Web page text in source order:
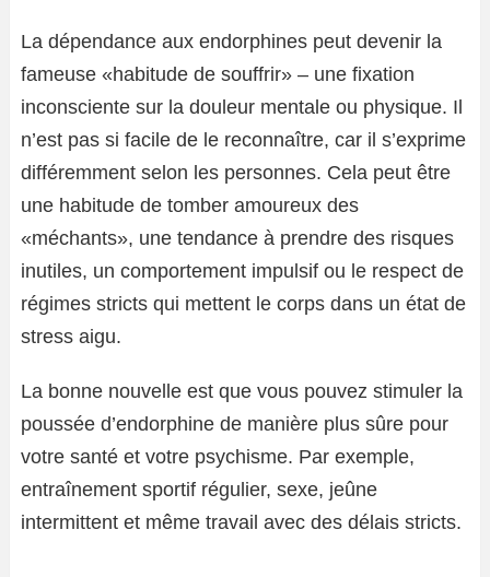
La dépendance aux endorphines peut devenir la
fameuse «habitude de souffrir» – une fixation
inconsciente sur la douleur mentale ou physique. Il
n’est pas si facile de le reconnaître, car il s’exprime
différemment selon les personnes. Cela peut être
une habitude de tomber amoureux des
«méchants», une tendance à prendre des risques
inutiles, un comportement impulsif ou le respect de
régimes stricts qui mettent le corps dans un état de
stress aigu.
La bonne nouvelle est que vous pouvez stimuler la
poussée d’endorphine de manière plus sûre pour
votre santé et votre psychisme. Par exemple,
entraînement sportif régulier, sexe, jeûne
intermittent et même travail avec des délais stricts.